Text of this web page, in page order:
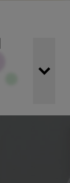
et services
ET